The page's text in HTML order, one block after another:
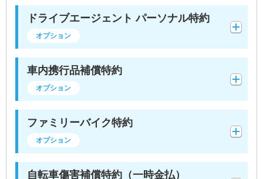
ドライブエージェント パーソナル特約
オプション
車内携行品補償特約
オプション
ファミリーバイク特約
オプション
自転車傷害補償特約（一時金払）